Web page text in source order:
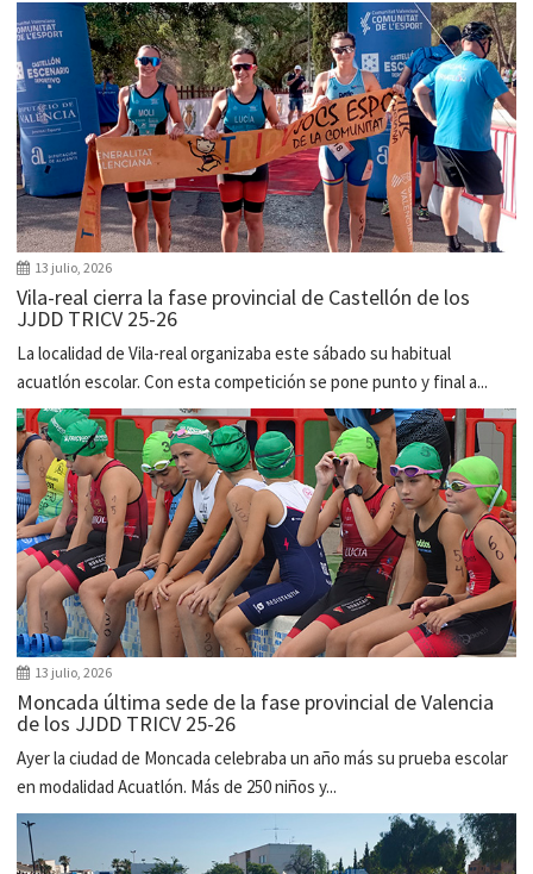
13 julio, 2026
Vila-real cierra la fase provincial de Castellón de los
JJDD TRICV 25-26
La localidad de Vila-real organizaba este sábado su habitual
acuatlón escolar. Con esta competición se pone punto y final a...
13 julio, 2026
Moncada última sede de la fase provincial de Valencia
de los JJDD TRICV 25-26
Ayer la ciudad de Moncada celebraba un año más su prueba escolar
en modalidad Acuatlón. Más de 250 niños y...